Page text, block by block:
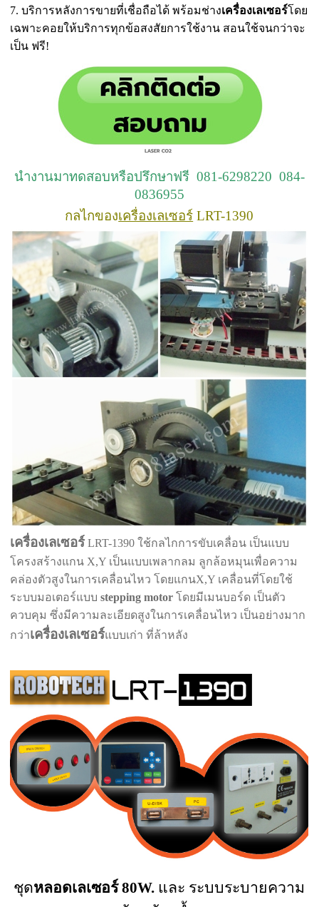
7. บริการหลังการขายที่เชื่อถือได้ พร้อมช่างเครื่องเลเซอร์โดย
เฉพาะคอยให้บริการทุกข้อสงสัยการใช้งาน สอนใช้จนกว่าจะ
เป็น ฟรี!
นำงานมาทดสอบหรือปรึกษาฟรี 081-6298220 084-
0836955
กลไกของเครื่องเลเซอร์ LRT-1390
เครื่องเลเซอร์LRT-1390 ใช้กลไกการขับเคลื่อน เป็นแบบ
โครงสร้างแกน X,Y เป็นแบบเพลากลม ลูกล้อหมุนเพื่อความ
คล่องตัวสูงในการเคลื่อนไหว โดยแกนX,Y เคลื่อนที่โดยใช้
ระบบมอเตอร์แบบ stepping motorโดยมีเมนบอร์ด เป็นตัว
ควบคุม ซึ่งมีความละเอียดสูงในการเคลื่อนไหว เป็นอย่างมาก
กว่าเครื่องเลเซอร์แบบเก่า ที่ล้าหลัง
ชุดหลอดเลเซอร์ 80W. และ ระบบระบายความ